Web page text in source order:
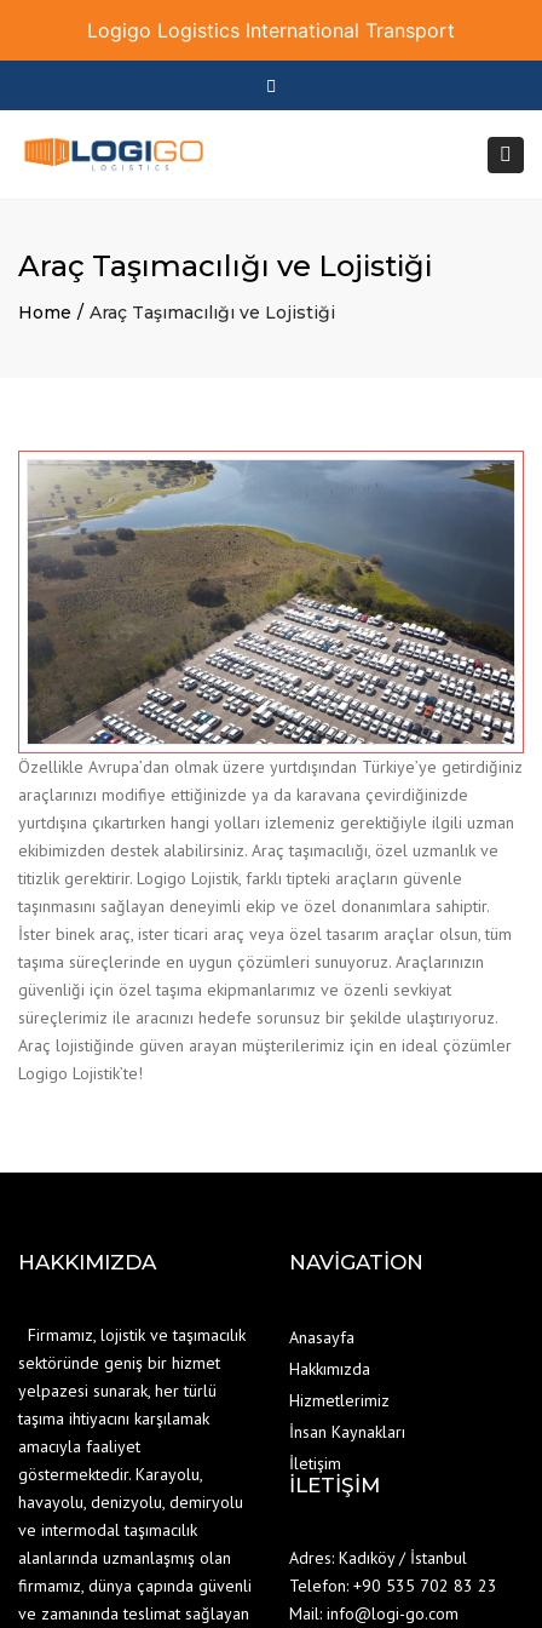
Logigo Logistics International Transport
×
+90 535 702 83 23
Close
Araç Taşımacılığı ve Lojistiği
Home Araç Taşımacılığı ve Lojistiği
Özellikle Avrupa’dan olmak üzere yurtdışından Türkiye’ye getirdiğiniz
araçlarınızı modifiye ettiğinizde ya da karavana çevirdiğinizde
yurtdışına çıkartırken hangi yolları izlemeniz gerektiğiyle ilgili uzman
ekibimizden destek alabilirsiniz. Araç taşımacılığı, özel uzmanlık ve
titizlik gerektirir. Logigo Lojistik, farklı tipteki araçların güvenle
taşınmasını sağlayan deneyimli ekip ve özel donanımlara sahiptir.
İster binek araç, ister ticari araç veya özel tasarım araçlar olsun, tüm
taşıma süreçlerinde en uygun çözümleri sunuyoruz. Araçlarınızın
güvenliği için özel taşıma ekipmanlarımız ve özenli sevkiyat
süreçlerimiz ile aracınızı hedefe sorunsuz bir şekilde ulaştırıyoruz.
Araç lojistiğinde güven arayan müşterilerimiz için en ideal çözümler
Logigo Lojistik’te!
HAKKIMIZDA
Firmamız, lojistik ve taşımacılık
sektöründe geniş bir hizmet
yelpazesi sunarak, her türlü
taşıma ihtiyacını karşılamak
amacıyla faaliyet
göstermektedir. Karayolu,
havayolu, denizyolu, demiryolu
ve intermodal taşımacılık
alanlarında uzmanlaşmış olan
firmamız, dünya çapında güvenli
ve zamanında teslimat sağlayan
NAVIGATION
Anasayfa
Hakkımızda
Hizmetlerimiz
İnsan Kaynakları
İletişim
İLETIŞIM
Adres: Kadıköy / İstanbul
Telefon: +90 535 702 83 23
Mail: info@logi-go.com